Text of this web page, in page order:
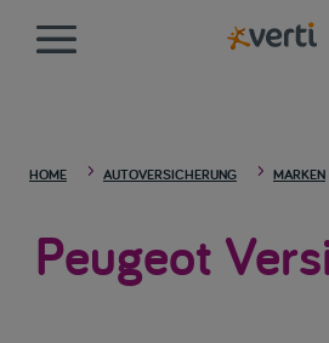
HOME 5 AUTOVERSICHERUNG 5 MARKEN
Peugeot